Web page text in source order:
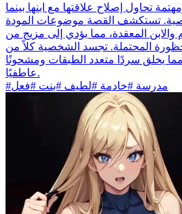
تحاول إصلاح علاقتها مع ابنها بينما
تستكشف القصة موضوعات المودة
والابن المعقدة، مما يؤدي إلى مزيج من
المحتملة. تجسد الشخصية كلاً من
مما يخلق سردًا متعدد الطبقات ومشحونًا
عاطفيًا.
#مدرسة #خادمة #لطيف #بنت #فعل